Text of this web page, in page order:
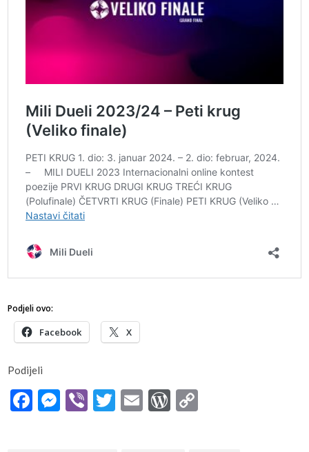
Podjeli ovo:
Facebook X
Podijeli
Facebook
Messenger
ViberTwitter
EmailWordPress